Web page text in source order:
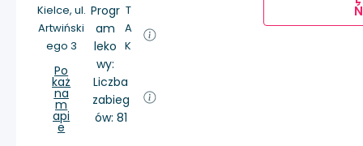
Kielce, ul.
Artwiński
ego 3
Po
każ
na
m
api
e
Progr
am
leko
wy:
T
A
K
Liczba
zabieg
ów: 81
Ń